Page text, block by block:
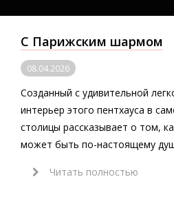
С Парижским шармом
08.04.2026
Созданный с удивительной
интерьер этого пентхауса в
столицы рассказывает о том,
может быть по-настоящему
Читать полностью